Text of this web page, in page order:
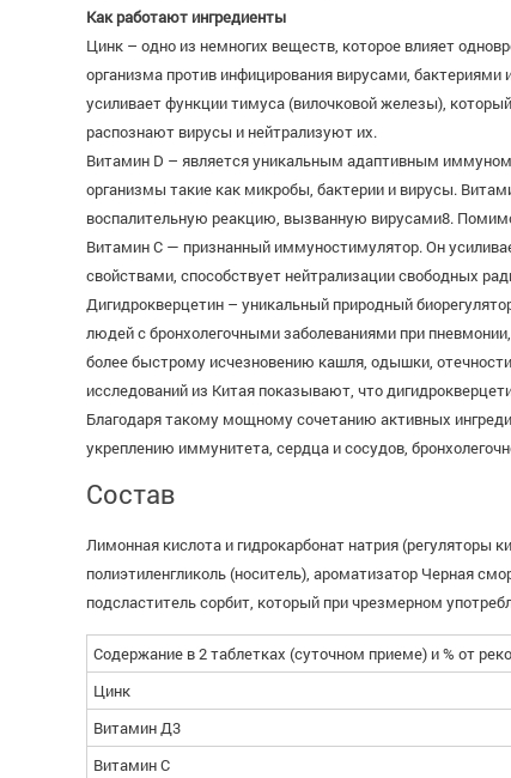
Как работают ингредиенты
Цинк – одно из немногих веществ, которое влияет
организма против инфицирования вирусами,
усиливает функции тимуса (вилочковой железы),
распознают вирусы и нейтрализуют их.
Витамин D – является уникальным адаптивным
организмы такие как микробы, бактерии и вирусы.
воспалительную реакцию, вызванную вирусами8.
Витамин С — признанный иммуностимулятор. Он
свойствами, способствует нейтрализации свободных
Дигидрокверцетин – уникальный природный
людей с бронхолегочными заболеваниями при
более быстрому исчезновению кашля, одышки,
исследований из Китая показывают, что
Благодаря такому мощному сочетанию активных
укреплению иммунитета, сердца и сосудов,
Состав
Лимонная кислота и гидрокарбонат натрия (регуляторы
полиэтиленгликоль (носитель), ароматизатор Черная
подсластитель сорбит, который при чрезмерном
Содержание в 2 таблетках (суточном приеме) и % от
Цинк
Витамин Д3
Витамин С